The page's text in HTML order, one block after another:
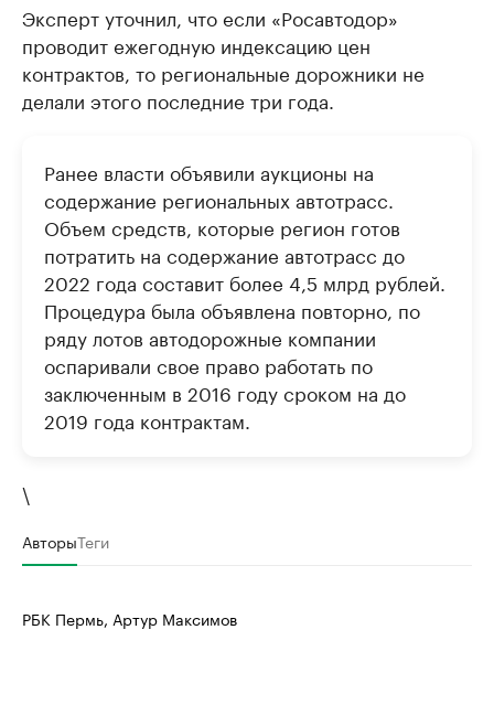
Крупные организации в
нефтегазовой промышленности
Найдите и проверьте данные в каталоге
Эксперт уточнил, что если «Росавтодор»
проводит ежегодную индексацию цен
контрактов, то региональные дорожники не
делали этого последние три года.
Ранее власти объявили аукционы на
содержание региональных автотрасс.
Объем средств, которые регион готов
потратить на содержание автотрасс до
2022 года составит более 4,5 млрд рублей.
Процедура была объявлена повторно, по
ряду лотов автодорожные компании
оспаривали свое право работать по
заключенным в 2016 году сроком на до
2019 года контрактам.
\
АвторыТеги
РБК Пермь, Артур Максимов